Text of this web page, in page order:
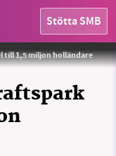
Stötta SMB
till 1,5 miljon holländare
Foto:Siemens